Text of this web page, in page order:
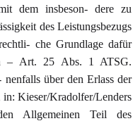
dem insbeson- dere zu
des Leistungsbezugs
che Grundlage dafür
– Art. 25 Abs. 1 ATSG.
über den Erlass der
Kieser/Kradolfer/Lenders
Allgemeinen Teil des